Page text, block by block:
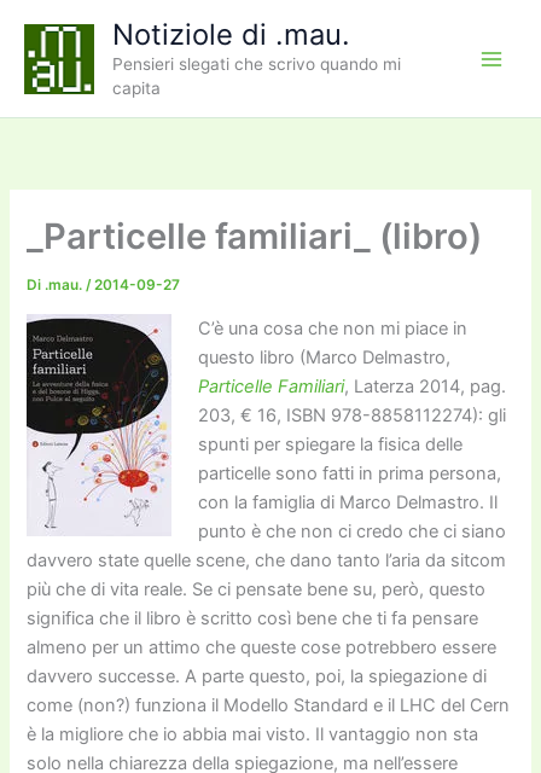
contenuto
Notiziole di .mau.
Pensieri slegati che scrivo quando mi
capita
_Particelle familiari_ (libro)
Di .mau./2014-09-27
C’è una cosa che non mi piace in
questo libro (Marco Delmastro,
Particelle Familiari, Laterza 2014, pag.
203, € 16, ISBN 978-8858112274): gli
spunti per spiegare la fisica delle
particelle sono fatti in prima persona,
con la famiglia di Marco Delmastro. Il
punto è che non ci credo che ci siano
davvero state quelle scene, che dano tanto l’aria da sitcom
più che di vita reale. Se ci pensate bene su, però, questo
significa che il libro è scritto così bene che ti fa pensare
almeno per un attimo che queste cose potrebbero essere
davvero successe. A parte questo, poi, la spiegazione di
come (non?) funziona il Modello Standard e il LHC del Cern
è la migliore che io abbia mai visto. Il vantaggio non sta
solo nella chiarezza della spiegazione, ma nell’essere